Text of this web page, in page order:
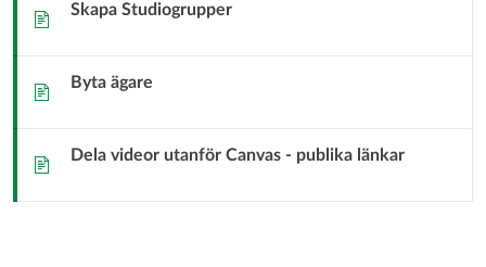
Sida Skapa Studiogrupper
Sida Byta ägare
Sida Dela videor utanför Canvas - publika länkar